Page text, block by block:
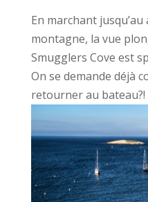
En marchant
montagne, la vue
Smugglers Cove est
On se demande déjà
retourner au bateau?!